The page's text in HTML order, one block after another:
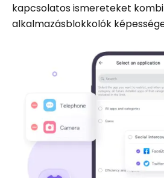
kapcsolatos ismereteket
alkalmazásblokkolók